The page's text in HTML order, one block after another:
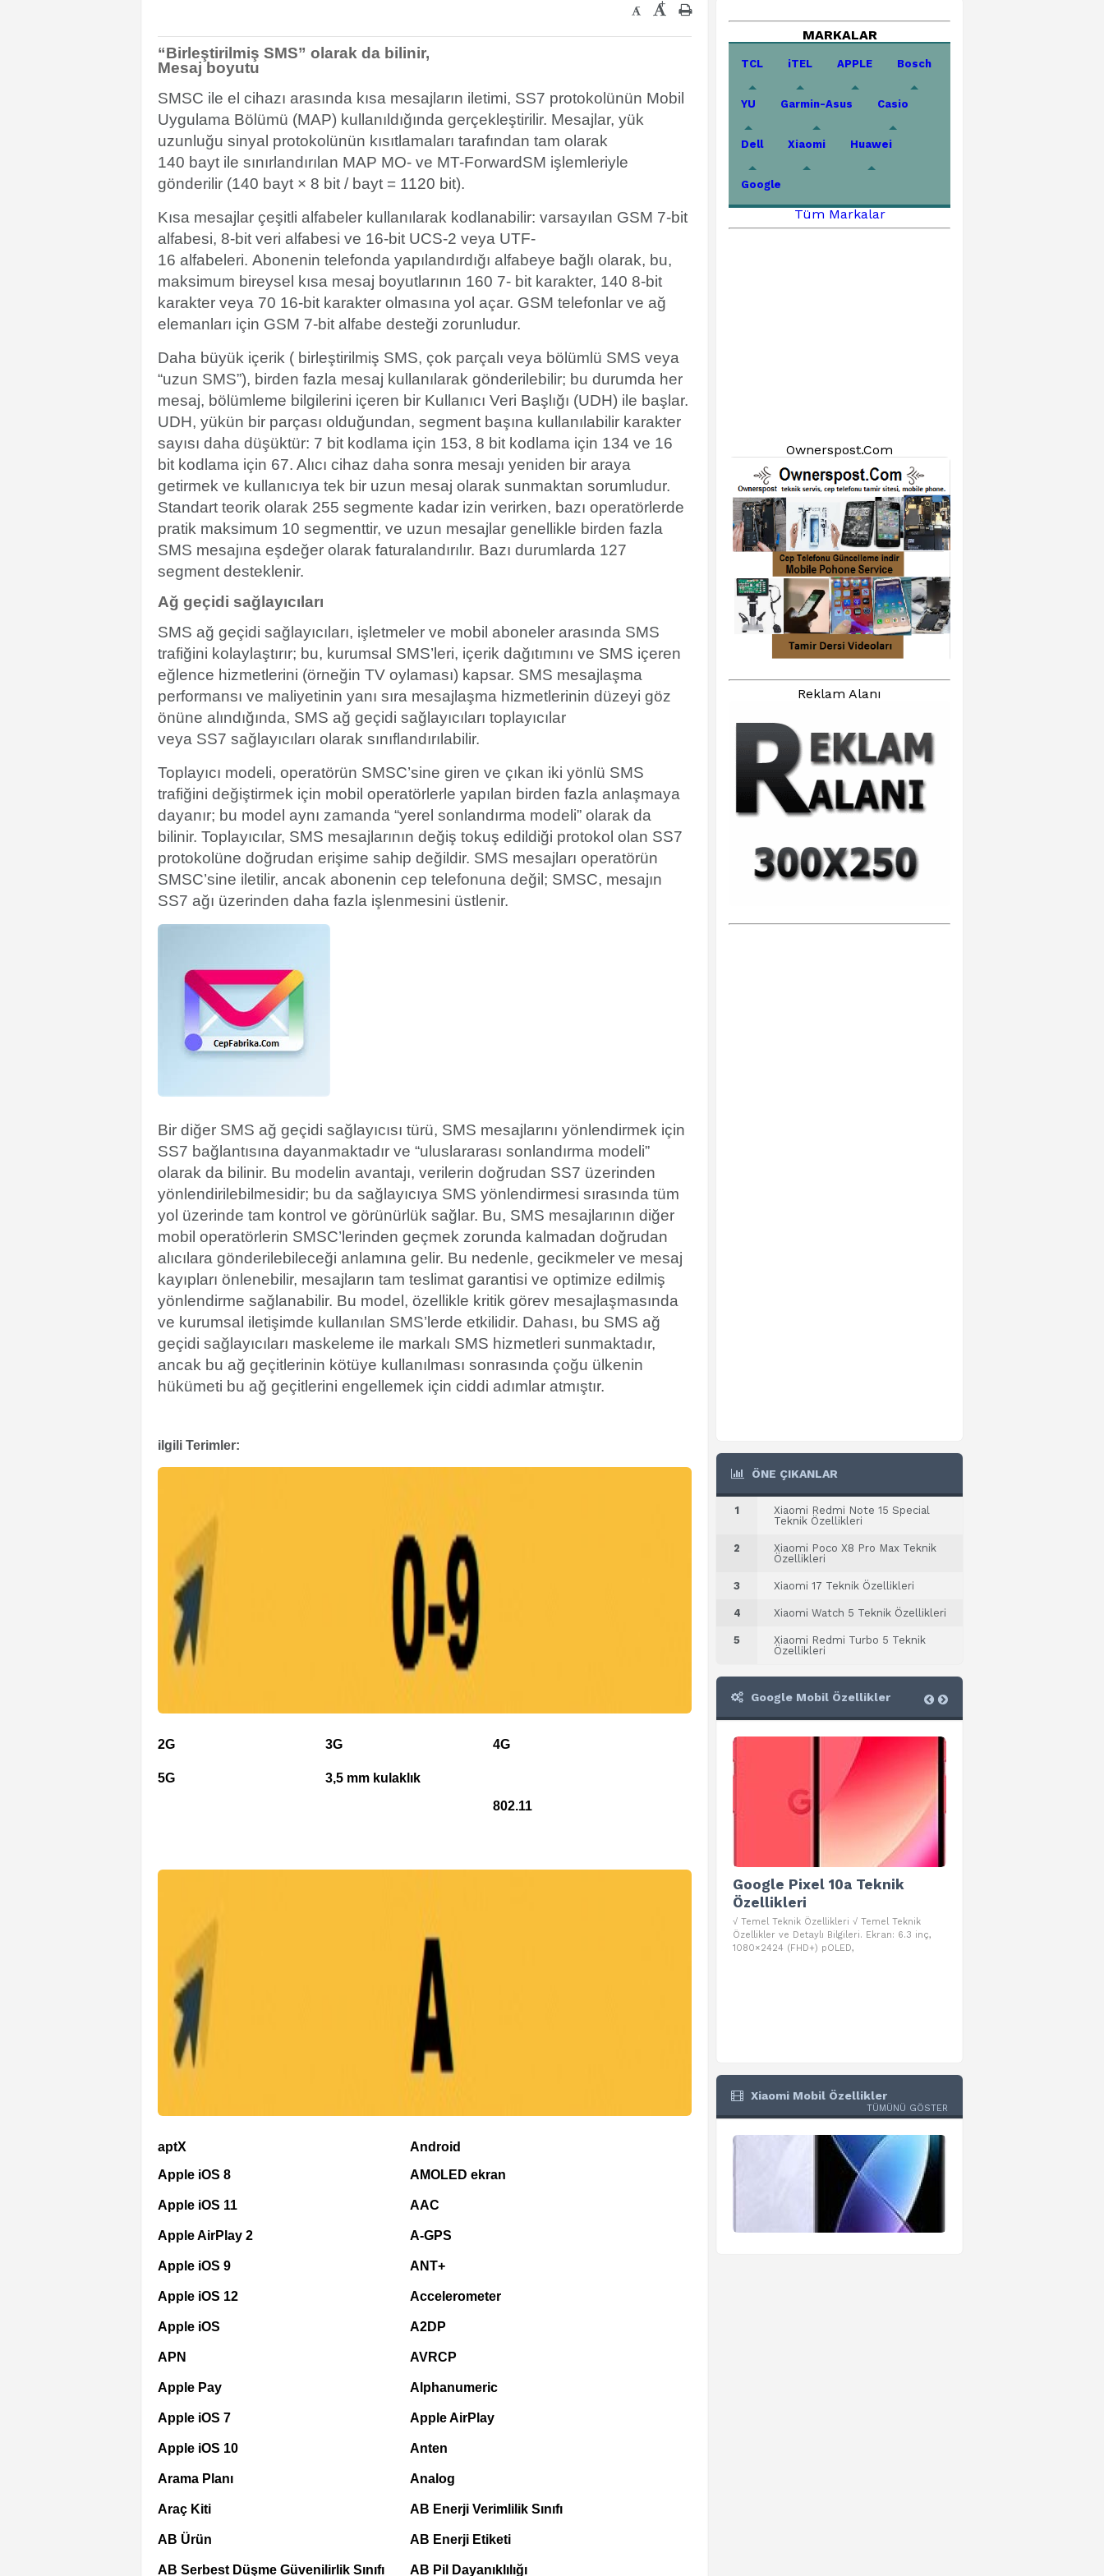
- +
“Birleştirilmiş SMS” olarak da bilinir,
Mesaj boyutu
SMSC ile el cihazı arasında kısa mesajların iletimi, SS7 protokolünün Mobil
Uygulama Bölümü (MAP) kullanıldığında gerçekleştirilir. Mesajlar, yük
uzunluğu sinyal protokolünün kısıtlamaları tarafından tam olarak
140 bayt ile sınırlandırılan MAP MO- ve MT-ForwardSM işlemleriyle
gönderilir (140 bayt × 8 bit / bayt = 1120 bit).
Kısa mesajlar çeşitli alfabeler kullanılarak kodlanabilir: varsayılan GSM 7-bit
alfabesi, 8-bit veri alfabesi ve 16-bit UCS-2 veya UTF-
16 alfabeleri. Abonenin telefonda yapılandırdığı alfabeye bağlı olarak, bu,
maksimum bireysel kısa mesaj boyutlarının 160 7- bit karakter, 140 8-bit
karakter veya 70 16-bit karakter olmasına yol açar. GSM telefonlar ve ağ
elemanları için GSM 7-bit alfabe desteği zorunludur.
Daha büyük içerik ( birleştirilmiş SMS, çok parçalı veya bölümlü SMS veya
“uzun SMS”), birden fazla mesaj kullanılarak gönderilebilir; bu durumda her
mesaj, bölümleme bilgilerini içeren bir Kullanıcı Veri Başlığı (UDH) ile başlar.
UDH, yükün bir parçası olduğundan, segment başına kullanılabilir karakter
sayısı daha düşüktür: 7 bit kodlama için 153, 8 bit kodlama için 134 ve 16
bit kodlama için 67. Alıcı cihaz daha sonra mesajı yeniden bir araya
getirmek ve kullanıcıya tek bir uzun mesaj olarak sunmaktan sorumludur.
Standart teorik olarak 255 segmente kadar izin verirken, bazı operatörlerde
pratik maksimum 10 segmenttir, ve uzun mesajlar genellikle birden fazla
SMS mesajına eşdeğer olarak faturalandırılır. Bazı durumlarda 127
segment desteklenir.
Ağ geçidi sağlayıcıları
SMS ağ geçidi sağlayıcıları, işletmeler ve mobil aboneler arasında SMS
trafiğini kolaylaştırır; bu, kurumsal SMS’leri, içerik dağıtımını ve SMS içeren
eğlence hizmetlerini (örneğin TV oylaması) kapsar. SMS mesajlaşma
performansı ve maliyetinin yanı sıra mesajlaşma hizmetlerinin düzeyi göz
önüne alındığında, SMS ağ geçidi sağlayıcıları toplayıcılar
veya SS7 sağlayıcıları olarak sınıflandırılabilir.
Toplayıcı modeli, operatörün SMSC’sine giren ve çıkan iki yönlü SMS
trafiğini değiştirmek için mobil operatörlerle yapılan birden fazla anlaşmaya
dayanır; bu model aynı zamanda “yerel sonlandırma modeli” olarak da
bilinir. Toplayıcılar, SMS mesajlarının değiş tokuş edildiği protokol olan SS7
protokolüne doğrudan erişime sahip değildir. SMS mesajları operatörün
SMSC’sine iletilir, ancak abonenin cep telefonuna değil; SMSC, mesajın
SS7 ağı üzerinden daha fazla işlenmesini üstlenir.
Bir diğer SMS ağ geçidi sağlayıcısı türü, SMS mesajlarını yönlendirmek için
SS7 bağlantısına dayanmaktadır ve “uluslararası sonlandırma modeli”
olarak da bilinir. Bu modelin avantajı, verilerin doğrudan SS7 üzerinden
yönlendirilebilmesidir; bu da sağlayıcıya SMS yönlendirmesi sırasında tüm
yol üzerinde tam kontrol ve görünürlük sağlar. Bu, SMS mesajlarının diğer
mobil operatörlerin SMSC’lerinden geçmek zorunda kalmadan doğrudan
alıcılara gönderilebileceği anlamına gelir. Bu nedenle, gecikmeler ve mesaj
kayıpları önlenebilir, mesajların tam teslimat garantisi ve optimize edilmiş
yönlendirme sağlanabilir. Bu model, özellikle kritik görev mesajlaşmasında
ve kurumsal iletişimde kullanılan SMS’lerde etkilidir. Dahası, bu SMS ağ
geçidi sağlayıcıları maskeleme ile markalı SMS hizmetleri sunmaktadır,
ancak bu ağ geçitlerinin kötüye kullanılması sonrasında çoğu ülkenin
hükümeti bu ağ geçitlerini engellemek için ciddi adımlar atmıştır.
ilgili Terimler:
2G 3G 4G
5G
3,5 mm kulaklık
802.11
aptX
Apple iOS 8
Apple iOS 11
Apple AirPlay 2
Apple iOS 9
Apple iOS 12
Apple iOS
APN
Apple Pay
Apple iOS 7
Apple iOS 10
Arama Planı
Araç Kiti
AB Ürün
AB Serbest Düşme Güvenilirlik Sınıfı
Android
AMOLED ekran
AAC
A-GPS
ANT+
Accelerometer
A2DP
AVRCP
Alphanumeric
Apple AirPlay
Anten
Analog
AB Enerji Verimlilik Sınıfı
AB Enerji Etiketi
AB Pil Dayanıklılığı
MARKALAR
TCL iTEL APPLE Bosch
YU Garmin-Asus Casio
Dell Xiaomi Huawei
Google
Tüm Markalar
Ownerspost.Com
Reklam Alanı
ÖNE ÇIKANLAR
1
Xiaomi Redmi Note 15 Special
Teknik Özellikleri
2
Xiaomi Poco X8 Pro Max Teknik
Özellikleri
3 Xiaomi 17 Teknik Özellikleri
4 Xiaomi Watch 5 Teknik Özellikleri
5
Xiaomi Redmi Turbo 5 Teknik
Özellikleri
Google Mobil Özellikler
Google Pixel 10a Teknik
Özellikleri
√ Temel Teknik Özellikleri √ Temel Teknik
Özellikler ve Detaylı Bilgileri. Ekran: 6.3 inç,
1080×2424 (FHD+) pOLED,
Xiaomi Mobil Özellikler
TÜMÜNÜ GÖSTER